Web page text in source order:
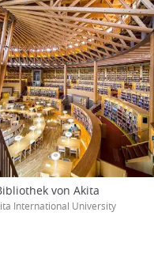
von Akita
International University